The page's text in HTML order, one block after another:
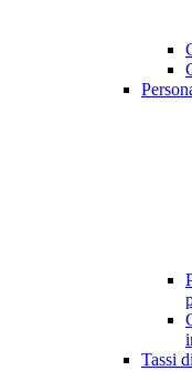
Tassi